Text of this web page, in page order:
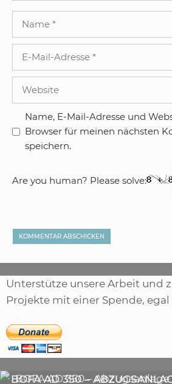
Adresse
Name, E-Mail-Adresse und
Browser für meinen nächsten
speichern.
Are you human? Please solve:
Unterstütze unsere Arbeit und
Projekte mit einer Spende,
BOFA AD 350 –
DIE BEDEUTENDSTEN